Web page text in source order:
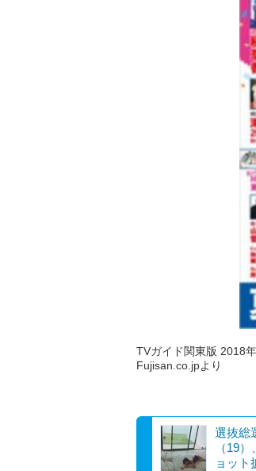
TVガイド関東版 2018
Fujisan.co.jpより
選抜総
（19
ョット